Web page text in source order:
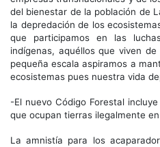
del bienestar de la población de
la depredación de los
que participamos en las
indígenas, aquéllos que viven
pequeña escala aspiramos a
ecosistemas pues nuestra vida
-El nuevo Código Forestal
que ocupan tierras ilegalmente
La amnistía para los